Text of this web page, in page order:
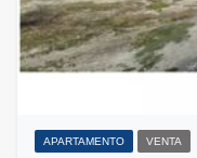
APARTAMENTO VENTA